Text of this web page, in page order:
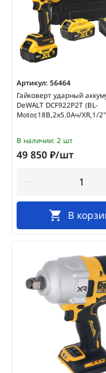
Артикул: 56464
Гайковерт ударный
DeWALT DCF922P2T (BL-
Motor,18В,2х5.0Ач/XR,1/
В наличии: 2 шт
49 850 ₽/шт
В